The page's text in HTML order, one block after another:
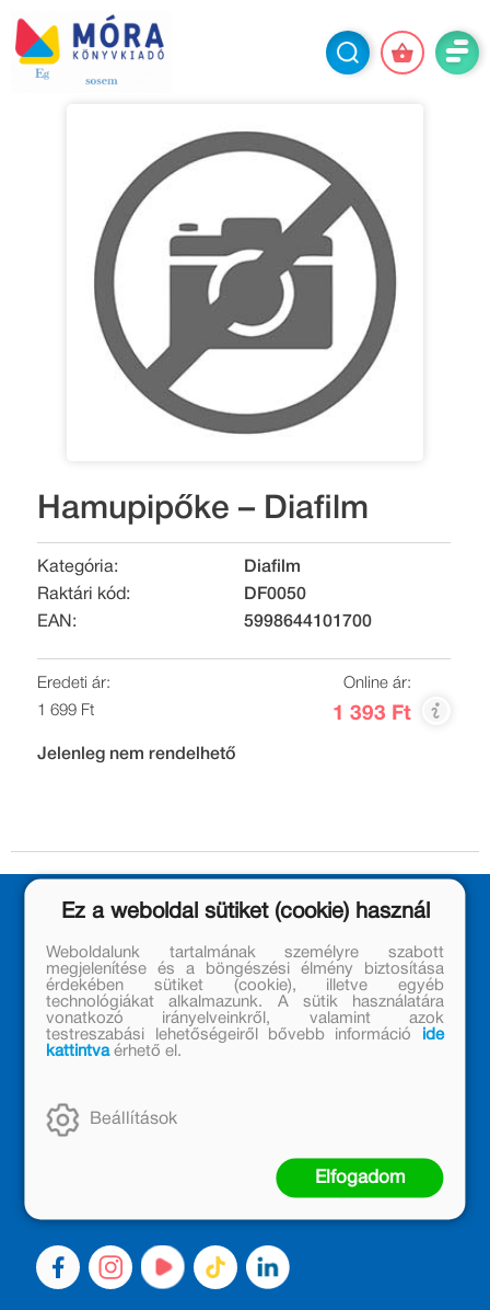
Hamupipőke – Diafilm
Kategória:
Diafilm
Raktári kód:
DF0050
EAN:
5998644101700
Eredeti ár:
1 699 Ft
Online ár:
1 393 Ft
Jelenleg nem rendelhető
MÓRA KÖNYVKIADÓ – 1950 ÓTA
Kiadónk generációkat ajándékozott és ajándékoz meg az
szerető felnőttek lettek, akik mindezt továbbadták a
Ez a weboldal sütiket (cookie) használ
Weboldalunk tartalmának személyre szabott
megjelenítése és a böngészési élmény biztosítása
érdekében sütiket (cookie), illetve egyéb
technológiákat alkalmazunk. A sütik használatára
vonatkozó irányelveinkről, valamint azok
testreszabási lehetőségeiről bővebb információ
ide
kattintvaérhető el.
Beállítások
Elfogadom